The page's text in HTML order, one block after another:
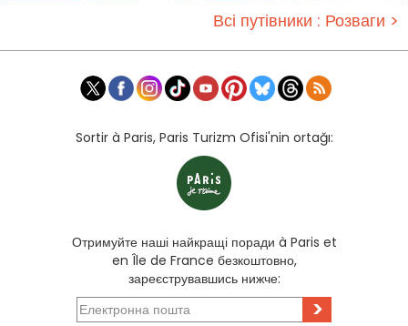
Всі путівники : Розваги >
Sortir à Paris, Paris Turizm Ofisi'nin ortağı:
Отримуйте наші найкращі поради à Paris et
en Île de France безкоштовно,
зареєструвавшись нижче:
>